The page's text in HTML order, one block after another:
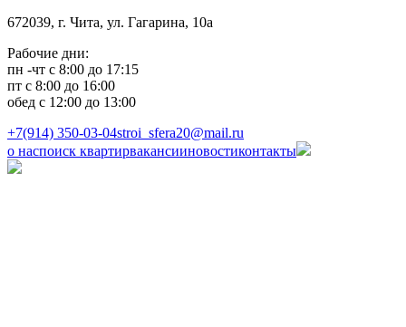
672039, г. Чита, ул. Гагарина, 10а
Рабочие дни:
пн -чт с 8:00 до 17:15
пт с 8:00 до 16:00
обед с 12:00 до 13:00
+7(914) 350-03-04stroi_sfera20@mail.ru
о наспоиск квартирвакансииновостиконтакты